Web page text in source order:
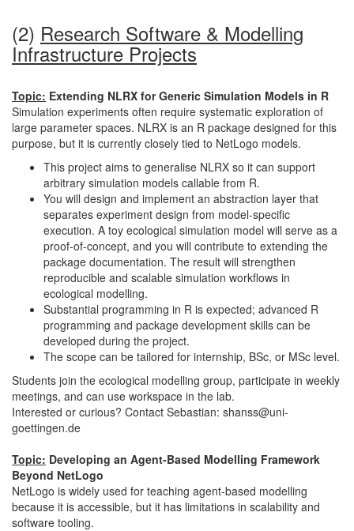
(2) Research Software & Modelling
Infrastructure Projects
Topic: Extending NLRX for Generic Simulation Models in R
Simulation experiments often require systematic exploration of
large parameter spaces. NLRX is an R package designed for this
purpose, but it is currently closely tied to NetLogo models.
This project aims to generalise NLRX so it can support
arbitrary simulation models callable from R.
You will design and implement an abstraction layer that
separates experiment design from model-specific
execution. A toy ecological simulation model will serve as a
proof-of-concept, and you will contribute to extending the
package documentation. The result will strengthen
reproducible and scalable simulation workflows in
ecological modelling.
Substantial programming in R is expected; advanced R
programming and package development skills can be
developed during the project.
The scope can be tailored for internship, BSc, or MSc level.
Students join the ecological modelling group, participate in weekly
meetings, and can use workspace in the lab.
Interested or curious? Contact Sebastian: shanss@uni-
goettingen.de
Topic: Developing an Agent-Based Modelling Framework
Beyond NetLogo
NetLogo is widely used for teaching agent-based modelling
because it is accessible, but it has limitations in scalability and
software tooling.